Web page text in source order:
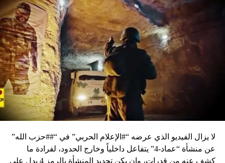
لا يزال الفيديو الذي عرضه “#الإعلام الحربي” في “##حزب الله”
عن منشأة “عماد-4” يتفاعل داخلياً وخارج الحدود، لفرادة ما
كشف عنه من قدرات، وإن يكن تحديد المنشأة بالرمز 4 يدل على